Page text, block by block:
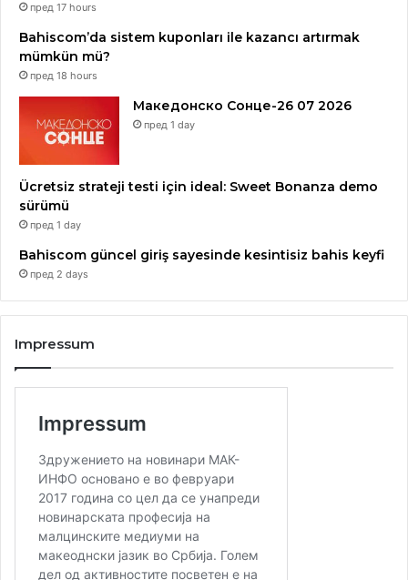
пред 17 hours
Bahiscom’da sistem kuponları ile kazancı artırmak
mümkün mü?
пред 18 hours
Македонско Сонце-26 07 2026
пред 1 day
Ücretsiz strateji testi için ideal: Sweet Bonanza demo
sürümü
пред 1 day
Bahiscom güncel giriş sayesinde kesintisiz bahis keyfi
пред 2 days
Impressum